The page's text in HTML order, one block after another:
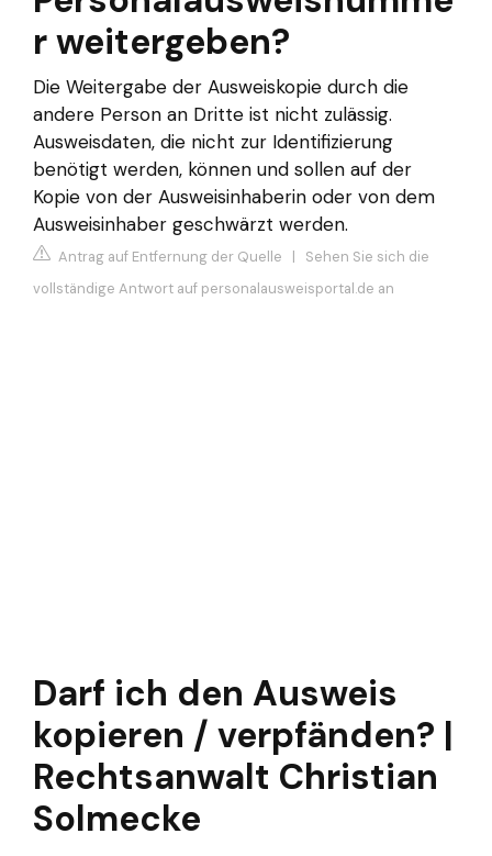
r weitergeben?
Die Weitergabe der Ausweiskopie durch die
andere Person an Dritte ist nicht zulässig.
Ausweisdaten, die nicht zur Identifizierung
benötigt werden, können und sollen auf der
Kopie von der Ausweisinhaberin oder von dem
Ausweisinhaber geschwärzt werden.
Antrag auf Entfernung der Quelle | Sehen Sie sich die
vollständige Antwort auf personalausweisportal.de an
Darf ich den Ausweis
kopieren / verpfänden? |
Rechtsanwalt Christian
Solmecke